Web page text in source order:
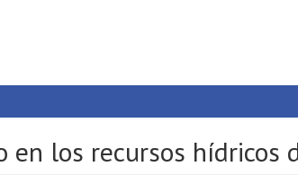
los recursos hídricos